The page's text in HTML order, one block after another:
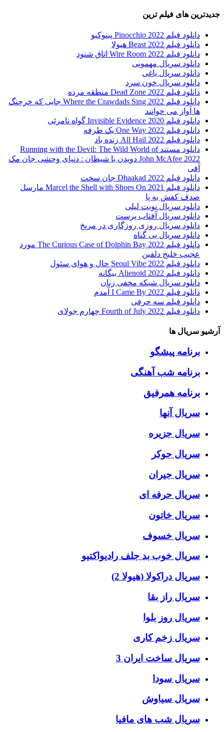
جدیدترین های فیلم ترین
دانلود فیلم Pinocchio 2022 پینوکیو
دانلود فیلم Beast 2022 هیولا
دانلود فیلم Wire Room 2022 اتاق شنود
دانلود سریال مهمونی
دانلود سریال یاغی
دانلود سریال خون سرد
دانلود فیلم 2022 Dead Zone منطقه مرده
دانلود فیلم Where the Crawdads Sing 2022 جایی که خرچنگ
ها آواز می خوانند
دانلود فیلم 2020 Invisible Evidence گواه نامرئی
دانلود فیلم One Way 2022 یک طرفه
دانلود فیلم All Hail 2022 زنده باد
دانلود مستند Running with the Devil: The Wild World of
John McAfee 2022 دویدن با شیطان : دنیای وحشی جان مک
آفی
دانلود فیلم Dhaakad 2022 جان سخت
دانلود فیلم Marcel the Shell with Shoes On 2021 مارسل
صدف کفش به پا
دانلود سریال نوبت لیلی
دانلود سریال آفتاب پرست
دانلود سریال روزی روزگاری در مریخ
دانلود سریال بی گناه
دانلود فیلم The Curious Case of Dolphin Bay 2022 مورد
عجیب خلیج دلفین
دانلود فیلم Seoul Vibe 2022 حال و هوای سئول
دانلود فیلم Alienoid 2022 بیگانه
دانلود سریال شبکه مخفی زنان
دانلود فیلم I Came By 2022 آمدم
دانلود فیلم سه حرفی
دانلود فیلم Fourth of July 2022 چهارم جولای
آرشیو سریال ها
برنامه پیشگو
برنامه شب آهنگی
برنامه همرفیق
سریال آنها
سریال جزیره
سریال جوکر
سریال جیران
سریال حرفه ای
سریال خاتون
سریال خسوف
سریال خوب بد جلف رادیواکتیو
سریال دراکولا (هیولا 2)
سریال راز بقا
سریال روز بلوا
سریال زخم کاری
سریال ساخت ایران 3
سریال سودا
سریال سیاوش
سریال شب های مافیا